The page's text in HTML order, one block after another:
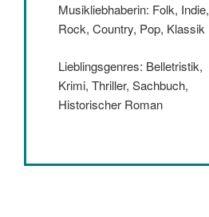
Musikliebhaberin: Folk, Indie,
Rock, Country, Pop, Klassik
Lieblingsgenres: Belletristik,
Krimi, Thriller, Sachbuch,
Historischer Roman